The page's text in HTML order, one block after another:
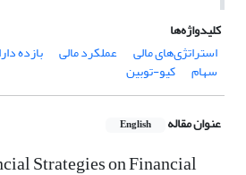
کلیدواژه‌ها
استراتژی‌های مالی
عملکرد مالی بازده
سهام کیو-توبین
عنوان مقاله English
Strategies on Financial